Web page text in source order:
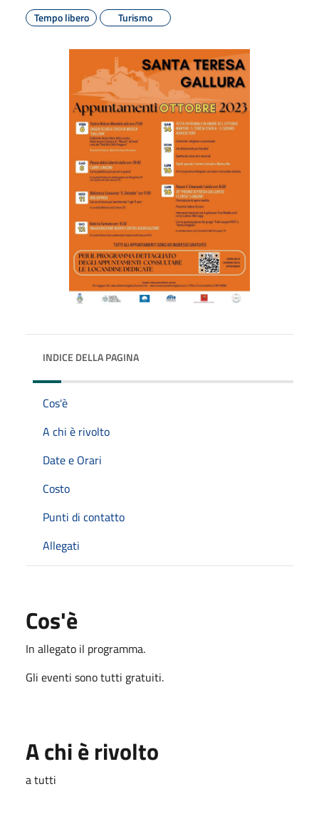
Tempo libero
Turismo
INDICE DELLA PAGINA
Cos'è
A chi è rivolto
Date e Orari
Costo
Punti di contatto
Allegati
Cos'è
In allegato il programma.
Gli eventi sono tutti gratuiti.
A chi è rivolto
a tutti